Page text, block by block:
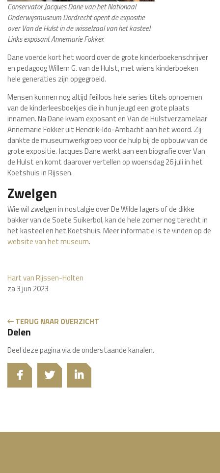
Conservator Jacques Dane van het Nationaal
Onderwijsmuseum Dordrecht opent de expositie
over Van de Hulst in de wisselzaal van het kasteel.
Links exposant Annemarie Fokker.
Dane voerde kort het woord over de grote kinderboekenschrijver
en pedagoog Willem G. van de Hulst, met wiens kinderboeken
hele generaties zijn opgegroeid.
Mensen kunnen nog altijd feilloos hele series titels opnoemen
van de kinderleesboekjes die in hun jeugd een grote plaats
innamen. Na Dane kwam exposant en Van de Hulstverzamelaar
Annemarie Fokker uit Hendrik-Ido-Ambacht aan het woord. Zij
dankte de museumwerkgroep voor de hulp bij de opbouw van de
grote expositie. Jacques Dane werkt aan een biografie over Van
de Hulst en komt daarover vertellen op woensdag 26 juli in het
Koetshuis in Rijssen.
Zwelgen
Wie wil zwelgen in nostalgie over De Wilde Jagers of de dikke
bakker van de Soete Suikerbol, kan de hele zomer nog terecht in
het kasteel en het Koetshuis. Meer informatie is te vinden op de
website van het museum.
Hart van Rijssen-Holten
za 3 jun 2023
TERUG NAAR OVERZICHT
Delen
Deel deze pagina via de onderstaande kanalen.